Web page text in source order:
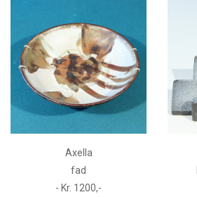
Axella
fad
- Kr. 1200,-